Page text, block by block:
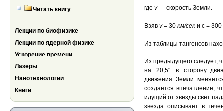
Читать книгу
Лекции по биофизике
Лекции по ядерной физике
Ускорение времени...
Лазеры
Нанотехнологии
Книги
где v — скорость Земли.
Взяв v = 30 км/сек и с =
Из таблицы тангенсов
Из предыдущего следует,
на 20,5" в сторону
движения Земли
создается впечатление,
идущий от звезды свет
звезда описывает в